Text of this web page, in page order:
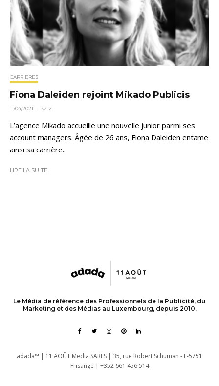
CARRIÈRES
Fiona Daleiden rejoint Mikado Publicis
11/04/2021 · 2
L’agence Mikado accueille une nouvelle junior parmi ses
account managers. Âgée de 26 ans, Fiona Daleiden entame
ainsi sa carrière...
LIRE LA SUITE
Le Média de référence des Professionnels de la Publicité, du
Marketing et des Médias au Luxembourg, depuis 2010.
adada™ | 11 AOÛT Media SARLS | 35, rue Robert Schuman - L-5751
Frisange | +352 661 456 514